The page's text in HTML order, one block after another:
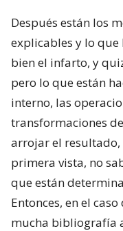
Después están los
explicables y lo que
bien el infarto, y
pero lo que están
interno, las
transformaciones
arrojar el resultado,
primera vista, no
que están
Entonces, en el
mucha bibliografía